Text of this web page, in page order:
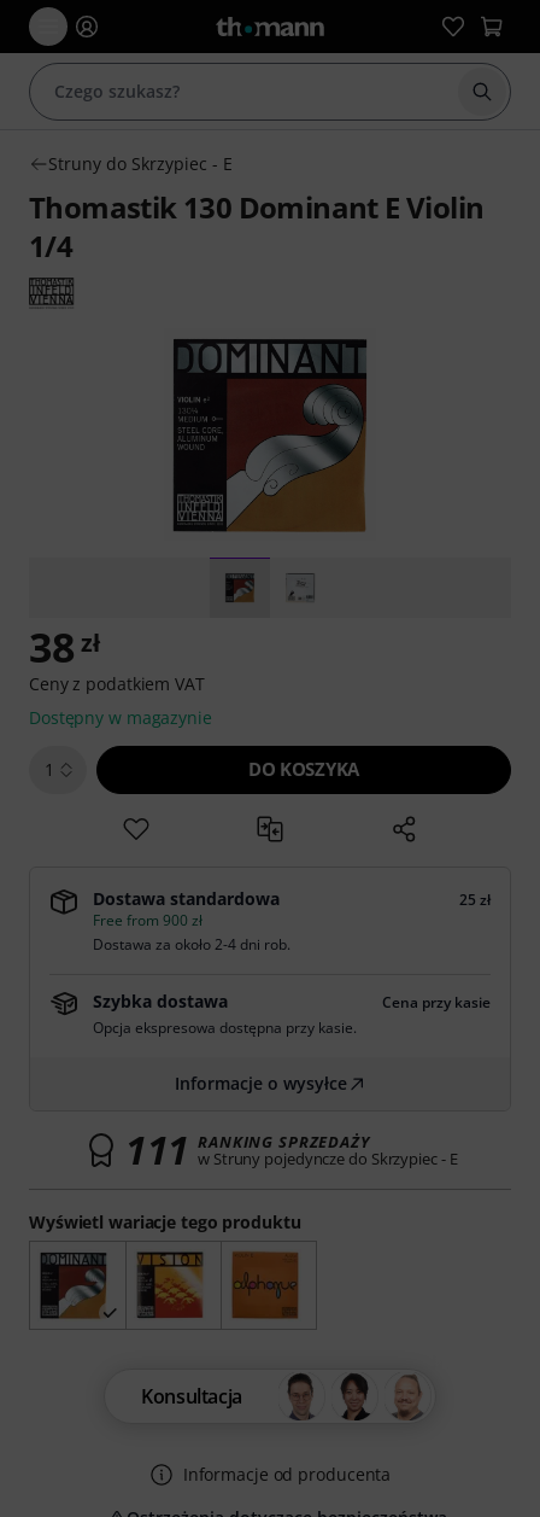
Struny do Skrzypiec - E
Thomastik 130 Dominant E Violin
1/4
Wyświetl wariacje tego produktu
38 zł
Ceny z podatkiem VAT
Dostępny w magazynie
1 DO KOSZYKA
Dostawa standardowa
25 zł
Free from 900 zł
Dostawa za około 2-4 dni rob.
Szybka dostawa
Cena przy kasie
Opcja ekspresowa dostępna przy kasie.
Informacje o wysyłce
111 RANKING SPRZEDAŻY
w Struny pojedyncze do Skrzypiec - E
Konsultacja
Informacje od producenta